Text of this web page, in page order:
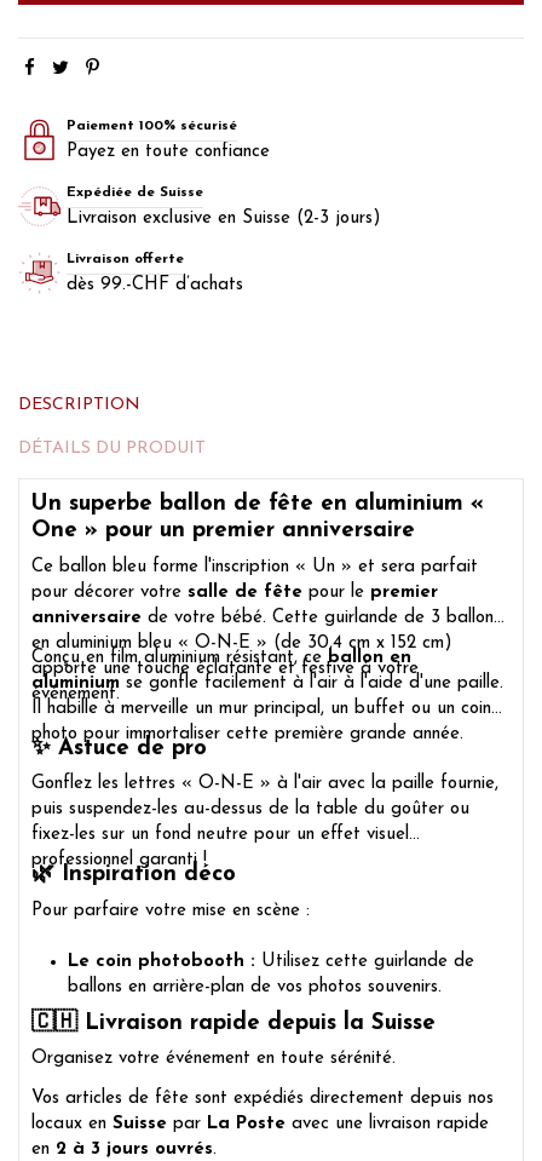
Paiement 100% sécurisé
Payez en toute confiance
Expédiée de Suisse
Livraison exclusive en Suisse (2-3 jours)
Livraison offerte
dès 99.-CHF d’achats
DESCRIPTION
DÉTAILS DU PRODUIT
Un superbe ballon de fête en aluminium «
One » pour un premier anniversaire
Ce ballon bleu forme l'inscription « Un » et sera parfait
pour décorer votre salle de fête pour le premier
anniversaire de votre bébé. Cette guirlande de 3 ballons
en aluminium bleu « O-N-E » (de 30,4 cm x 152 cm)
apporte une touche éclatante et festive à votre
événement.
Conçu en film aluminium résistant, ceballon en
aluminium se gonfle facilement à l'air à l'aide d'une paille.
Il habille à merveille un mur principal, un buffet ou un coin
photo pour immortaliser cette première grande année.
✨ Astuce de pro
Gonflez les lettres « O-N-E » à l'air avec la paille fournie,
puis suspendez-les au-dessus de la table du goûter ou
fixez-les sur un fond neutre pour un effet visuel
professionnel garanti !
🌿 Inspiration déco
Pour parfaire votre mise en scène :
Le coin photobooth : Utilisez cette guirlande de
ballons en arrière-plan de vos photos souvenirs.
🇨🇭 Livraison rapide depuis la Suisse
Organisez votre événement en toute sérénité.
Vos articles de fête sont expédiés directement depuis nos
locaux en Suisse par La Poste avec une livraison rapide
en 2 à 3 jours ouvrés.